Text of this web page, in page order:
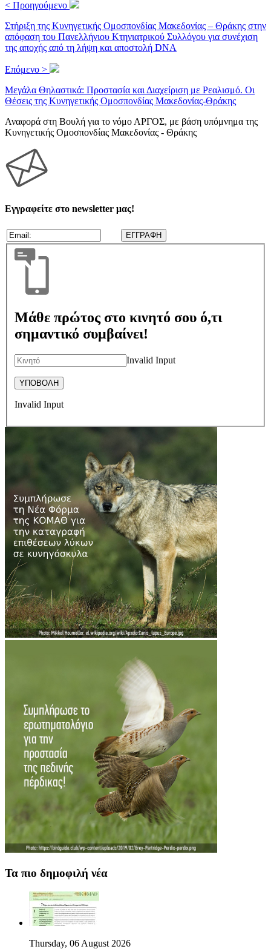
< Προηγούμενο
Στήριξη της Κυνηγετικής Ομοσπονδίας Μακεδονίας – Θράκης στην
απόφαση του Πανελλήνιου Κτηνιατρικού Συλλόγου για συνέχιση
της αποχής από τη λήψη και αποστολή DNA
Επόμενο >
Μεγάλα Θηλαστικά: Προστασία και Διαχείριση με Ρεαλισμό. Οι
Θέσεις της Κυνηγετικής Ομοσπονδίας Μακεδονίας-Θράκης
Αναφορά στη Βουλή για το νόμο ΑΡΓΟΣ, με βάση υπόμνημα της
Κυνηγετικής Ομοσπονδίας Μακεδονίας - Θράκης
Εγγραφείτε στο newsletter μας!
Μάθε πρώτος στο κινητό σου ό,τι
σημαντικό συμβαίνει!
Invalid Input
Invalid Input
Τα πιο δημοφιλή νέα
Thursday, 06 August 2026